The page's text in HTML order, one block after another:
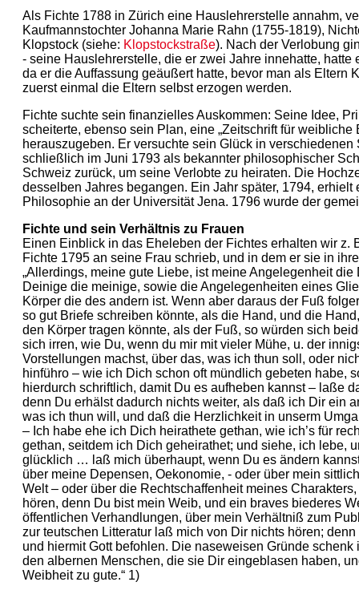
Als Fichte 1788 in Zürich eine Hauslehrerstelle annahm,
Kaufmannstochter Johanna Marie Rahn (1755-1819),
Klopstock (siehe: Klopstockstraße). Nach der Verlobung
- seine Hauslehrerstelle, die er zwei Jahre innehatte, hatte
da er die Auffassung geäußert hatte, bevor man als Eltern
zuerst einmal die Eltern selbst erzogen werden.
Fichte suchte sein finanzielles Auskommen: Seine Idee,
scheiterte, ebenso sein Plan, eine „Zeitschrift für weibliche
herauszugeben. Er versuchte sein Glück in verschiedenen
schließlich im Juni 1793 als bekannter philosophischer
Schweiz zurück, um seine Verlobte zu heiraten. Die
desselben Jahres begangen. Ein Jahr später, 1794, erhielt
Philosophie an der Universität Jena. 1796 wurde der
Fichte und sein Verhältnis zu Frauen
Einen Einblick in das Eheleben der Fichtes erhalten wir z.
Fichte 1795 an seine Frau schrieb, und in dem er sie in
„Allerdings, meine gute Liebe, ist meine Angelegenheit die
Deinige die meinige, sowie die Angelegenheiten eines
Körper die des andern ist. Wenn aber daraus der Fuß
so gut Briefe schreiben könnte, als die Hand, und die
den Körper tragen könnte, als der Fuß, so würden sich
sich irren, wie Du, wenn du mir mit vieler Mühe, u. der
Vorstellungen machst, über das, was ich thun soll, oder
hinführo – wie ich Dich schon oft mündlich gebeten habe,
hierdurch schriftlich, damit Du es aufheben kannst – laße
denn Du erhälst dadurch nichts weiter, als daß ich Dir ein
was ich thun will, und daß die Herzlichkeit in unserm
– Ich habe ehe ich Dich heirathete gethan, wie ich’s für
gethan, seitdem ich Dich geheirathet; und siehe, ich lebe,
glücklich … laß mich überhaupt, wenn Du es ändern
über meine Depensen, Oekonomie, - oder über mein
Welt – oder über die Rechtschaffenheit meines
hören, denn Du bist mein Weib, und ein braves biederes
öffentlichen Verhandlungen, über mein Verhältniß zum
zur teutschen Litteratur laß mich von Dir nichts hören;
und hiermit Gott befohlen. Die naseweisen Gründe
den albernen Menschen, die sie Dir eingeblasen haben,
Weibheit zu gute.“ 1)